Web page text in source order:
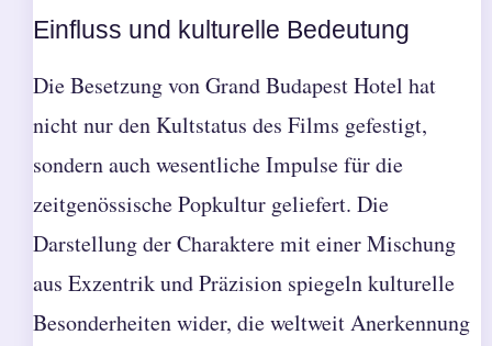
Einfluss und kulturelle Bedeutung
Die Besetzung von Grand Budapest Hotel hat
nicht nur den Kultstatus des Films gefestigt,
sondern auch wesentliche Impulse für die
zeitgenössische Popkultur geliefert. Die
Darstellung der Charaktere mit einer Mischung
aus Exzentrik und Präzision spiegeln kulturelle
Besonderheiten wider, die weltweit Anerkennung